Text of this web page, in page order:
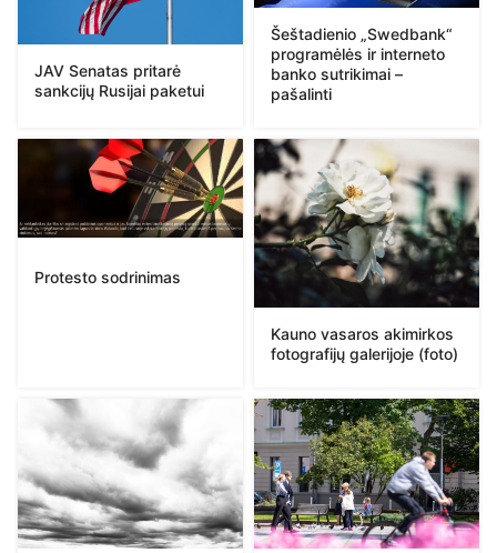
JAV Senatas pritarė
sankcijų Rusijai paketui
Šeštadienio „Swedbank“
programėlės ir interneto
banko sutrikimai –
pašalinti
Protesto sodrinimas
Kauno vasaros akimirkos
fotografijų galerijoje (foto)